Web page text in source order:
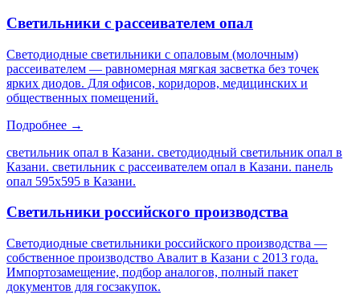
Светильники с рассеивателем опал
Светодиодные светильники с опаловым (молочным)
рассеивателем — равномерная мягкая засветка без точек
ярких диодов. Для офисов, коридоров, медицинских и
общественных помещений.
Подробнее →
светильник опал в Казани. светодиодный светильник опал в
Казани. светильник с рассеивателем опал в Казани. панель
опал 595х595 в Казани.
Светильники российского производства
Светодиодные светильники российского производства —
собственное производство Авалит в Казани с 2013 года.
Импортозамещение, подбор аналогов, полный пакет
документов для госзакупок.